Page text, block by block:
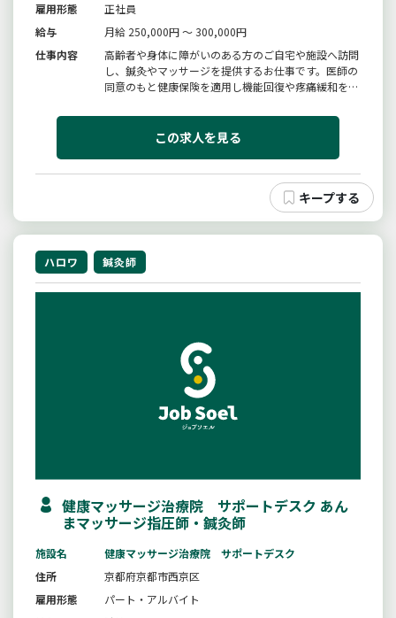
雇用形態
正社員
給与
月給 250,000円 ～ 300,000円
仕事内容
高齢者や身体に障がいのある方のご自宅や施設へ訪問
し、鍼灸やマッサージを提供するお仕事です。医師の
同意のもと健康保険を適用し機能回復や疼痛緩和を目
い方へ寄り添いながら生活の質向上をサポートしま
す。施術だけでなく報告書作成や簡単な事務業務も行
この求人を見る
ハロワ 鍼灸師
健康マッサージ治療院 サポートデスク あん
まマッサージ指圧師・鍼灸師
施設名
健康マッサージ治療院 サポートデスク
住所
京都府京都市西京区
雇用形態
パート・アルバイト